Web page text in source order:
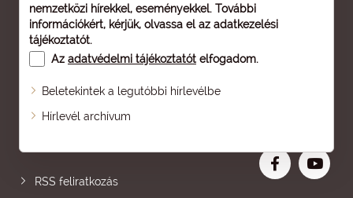
nemzetközi hírekkel, eseményekkel. További
információkért, kérjük, olvassa el az adatkezelési
tájékoztatót.
Az adatvédelmi tájékoztatót elfogadom.
Beletekintek a legutóbbi hírlevélbe
Hírlevél archívum
Oldaltérkép
RSS feliratkozás